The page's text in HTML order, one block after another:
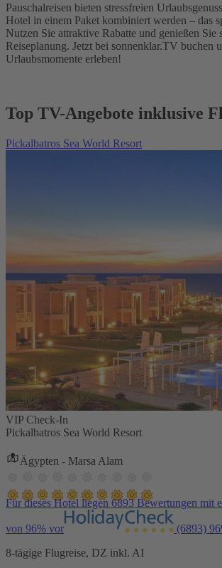
Pauschalreisen bieten stressfreien
Hotel in einem Paket kombiniert werden – das
Nutzen Sie attraktive Rabatte und genießen Sie
Reiseplanung. Jetzt bei sonnenklar.TV buchen
Urlaubsmomente erleben!
Top TV-Angebote inklusive
Pickalbatros Sea World Resort
VIP Check-In
Pickalbatros Sea World Resort
Ägypten - Marsa Alam
Für dieses Hotel liegen 6893 Bewertungen mit
von 96% vor (6893)
8-tägige Flugreise, DZ inkl. AI